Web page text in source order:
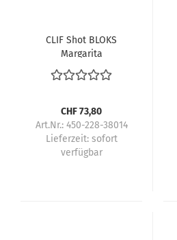
CLIF Shot BLOKS
Margarita
CHF 73,80
Art.Nr.: 450-228-38014
Lieferzeit: sofort
verfügbar